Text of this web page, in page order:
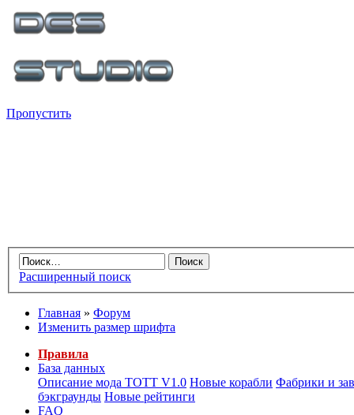
Пропустить
Расширенный поиск
Главная » Форум
Изменить размер шрифта
Правила
База данных
Описание мода ТОТТ V1.0 Новые корабли Фабрики и
бэкграунды Новые рейтинги
FAQ